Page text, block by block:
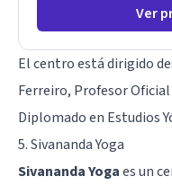
Ver
El centro está dirigido
Ferreiro, Profesor Oficial
Diplomado en Estudios
5. Sivananda Yoga
Sivananda Yogaes un